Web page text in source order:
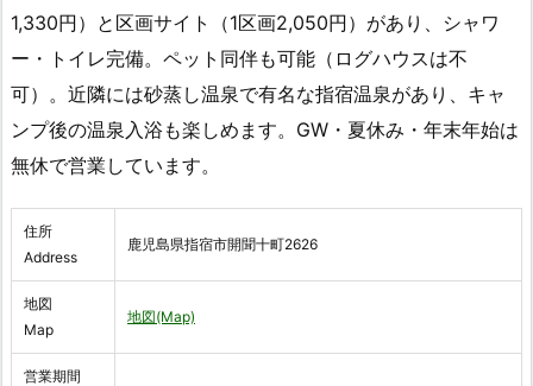
1,330円）と区画サイト（1区画2,050円）があり、シャワ
ー・トイレ完備。ペット同伴も可能（ログハウスは不
可）。近隣には砂蒸し温泉で有名な指宿温泉があり、キャ
ンプ後の温泉入浴も楽しめます。GW・夏休み・年末年始は
無休で営業しています。
住所
Address
鹿児島県指宿市開聞十町2626
地図
Map
地図(Map)
営業期間